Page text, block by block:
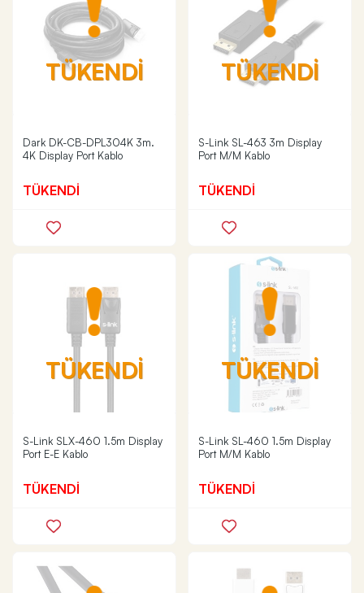
TÜKENDİ
Dark DK-CB-DPL304K 3m.
4K Display Port Kablo
TÜKENDİ
TÜKENDİ
S-Link SL-463 3m Display
Port M/M Kablo
TÜKENDİ
TÜKENDİ
S-Link SLX-460 1.5m Display
Port E-E Kablo
TÜKENDİ
TÜKENDİ
S-Link SL-460 1.5m Display
Port M/M Kablo
TÜKENDİ